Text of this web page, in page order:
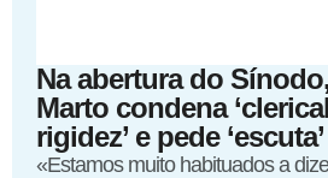
Na abertura do
Marto condena
rigidez’ e pede ‘escuta’
«Estamos muito habituados a